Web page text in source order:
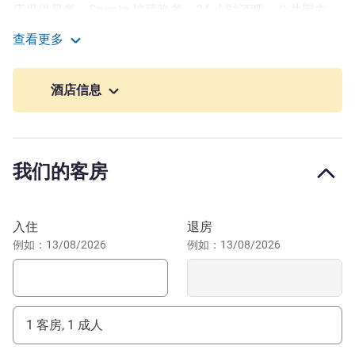
住，但仅限小型宠物，需额外付费并出示疫苗接种证明。
酒店旁边就是皮拉西卡巴购物中心，汇集了许多购物和休闲
娱乐场所。另外，驱车 10 分钟可到达 Rua do Porto 公园，
程，距水上博物馆 4 分钟车程，距市政水族馆 6 分钟车
玩。
校云集，还有极具本土风情的波尔图竞技场。宜必思皮拉西
卡巴酒店地理位置优越、出行便捷、环境舒适，是理想的下
榻之选。
欢迎莅临宜必思皮拉西卡巴酒店！酒店正对市内购物中
心，客房舒适，配备无线网络，设有 24 小时酒吧，晚餐供
应 Sponta 披萨。祝您在酒店住得愉快舒心！
查看更多
酒店信息
我们的客房
预订此酒店
入住
例如：13/08/2026
退房
例如：13/08/2026
1 客房, 1 成人